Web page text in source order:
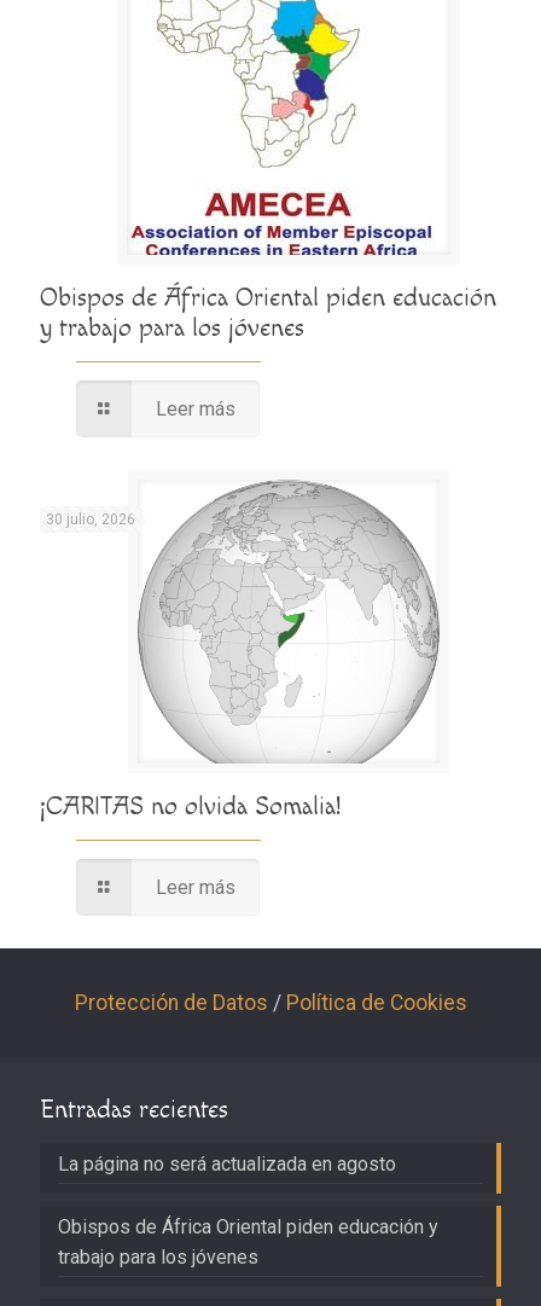
Obispos de África Oriental piden educación
y trabajo para los jóvenes
Leer más
30 julio, 2026
¡CARITAS no olvida Somalia!
Leer más
Protección de Datos / Política de Cookies
Entradas recientes
La página no será actualizada en agosto
Obispos de África Oriental piden educación y
trabajo para los jóvenes